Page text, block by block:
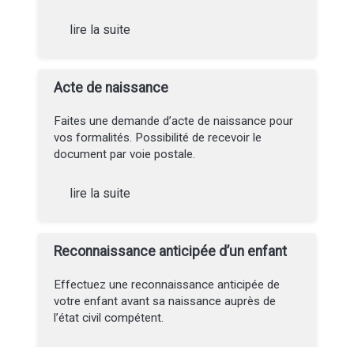
lire la suite
Acte de naissance
Faites une demande d’acte de naissance pour
vos formalités. Possibilité de recevoir le
document par voie postale.
lire la suite
Reconnaissance anticipée d’un enfant
Effectuez une reconnaissance anticipée de
votre enfant avant sa naissance auprès de
l’état civil compétent.